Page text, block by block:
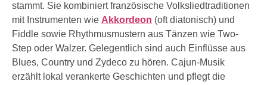
stammt. Sie kombiniert französische Volksliedtraditionen
mit Instrumenten wie Akkordeon (oft diatonisch) und
Fiddle sowie Rhythmusmustern aus Tänzen wie Two-
Step oder Walzer. Gelegentlich sind auch Einflüsse aus
Blues, Country und Zydeco zu hören. Cajun-Musik
erzählt lokal verankerte Geschichten und pflegt die